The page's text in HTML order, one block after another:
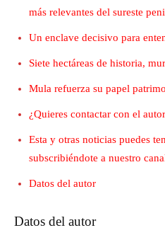
más relevantes del sureste
Un enclave decisivo para
Siete hectáreas de historia,
Mula refuerza su papel
¿Quieres contactar con el
Esta y otras noticias puedes
subscribiéndote a nuestro
Datos del autor
Datos del autor